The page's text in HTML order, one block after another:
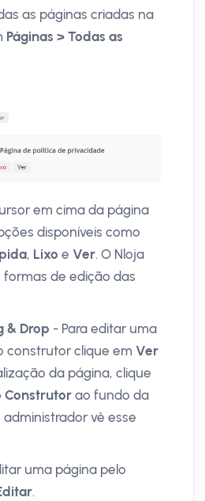
as páginas criadas na
Páginas > Todas as
em cima da página
disponíveis como
, Lixo e Ver. O Nloja
formas de edição das
& Drop - Para editar uma
construtor clique em Ver
da página, clique
Construtor ao fundo da
vê esse
uma página pelo
.